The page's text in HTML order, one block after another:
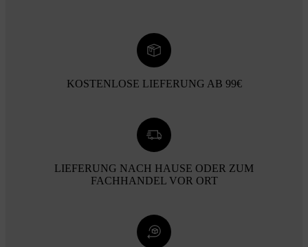
KOSTENLOSE LIEFERUNG AB 99€
LIEFERUNG NACH HAUSE ODER ZUM
FACHHANDEL VOR ORT